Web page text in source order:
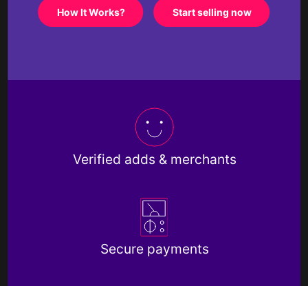
How It Works? Start selling now
Verified adds & merchants
Secure payments